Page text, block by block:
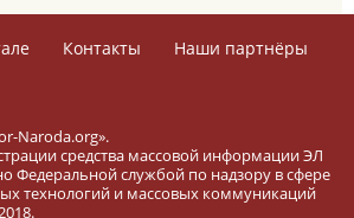
Контакты
Наши партнёры
Naroda.org».
средства массовой информации ЭЛ
Федеральной службой по надзору в сфере
технологий и массовых коммуникаций